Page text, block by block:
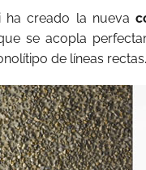
ha creado la nueva
se acopla
de líneas rectas.